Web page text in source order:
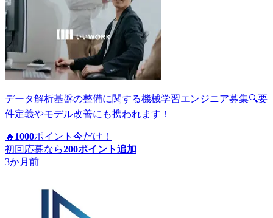
データ解析基盤の整備に関する機械学習エンジニア募集🔍要
件定義やモデル改善にも携われます！
🔥 1000ポイント 今だけ！
初回応募なら200ポイント追加
3か月前